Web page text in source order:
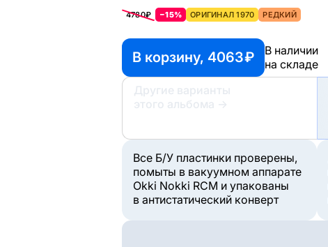
4780₽ −15% ОРИГИНАЛ 1970 РЕДКИЙ
В корзину, 4063 ₽
В наличии
на складе
Другие варианты
этого альбома
→
Все Б/У пластинки проверены,
помыты в вакуумном аппарате
Okki Nokki RCM и упакованы
в антистатический конверт